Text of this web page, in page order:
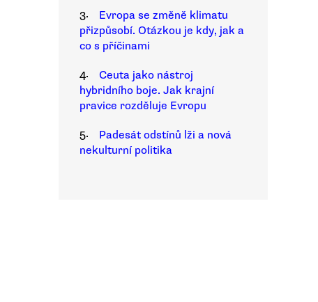
3.
Evropa se změně klimatu
přizpůsobí. Otázkou je kdy, jak a
co s příčinami
4.
Ceuta jako nástroj
hybridního boje. Jak krajní
pravice rozděluje Evropu
5.
Padesát odstínů lži a nová
nekulturní politika